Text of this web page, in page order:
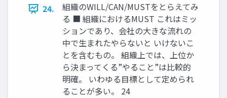
24.
組織のWILL/CAN/MUSTをとらえてみ
る ■ 組織におけるMUST これはミッ
ションであり、会社の大きな流れの
中で生まれたやらないと いけないこ
とを含むもの。 組織上では、上位か
ら決まってくる”やること”は比較的
明確。 いわゆる目標として定められ
ることが多い。 24